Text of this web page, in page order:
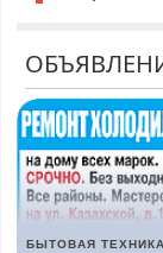
БЫТОВАЯ ТЕХНИКА